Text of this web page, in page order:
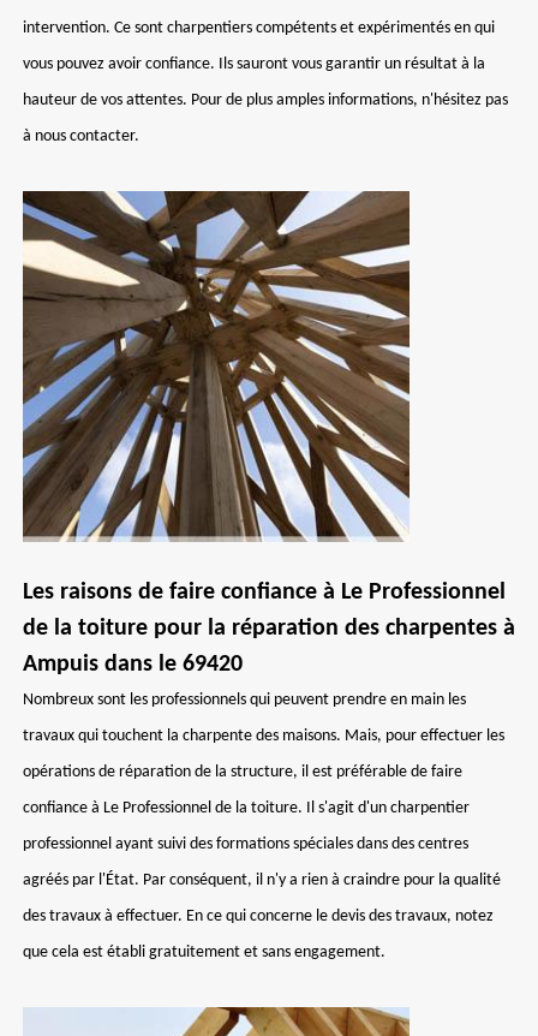
intervention. Ce sont charpentiers compétents et expérimentés en qui
vous pouvez avoir confiance. Ils sauront vous garantir un résultat à la
hauteur de vos attentes. Pour de plus amples informations, n'hésitez pas
à nous contacter.
Les raisons de faire confiance à Le Professionnel
de la toiture pour la réparation des charpentes à
Ampuis dans le 69420
Nombreux sont les professionnels qui peuvent prendre en main les
travaux qui touchent la charpente des maisons. Mais, pour effectuer les
opérations de réparation de la structure, il est préférable de faire
confiance à Le Professionnel de la toiture. Il s'agit d'un charpentier
professionnel ayant suivi des formations spéciales dans des centres
agréés par l'État. Par conséquent, il n'y a rien à craindre pour la qualité
des travaux à effectuer. En ce qui concerne le devis des travaux, notez
que cela est établi gratuitement et sans engagement.